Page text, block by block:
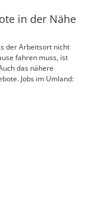
in der Nähe
der Arbeitsort nicht
fahren muss, ist
das nähere
Jobs im Umland: